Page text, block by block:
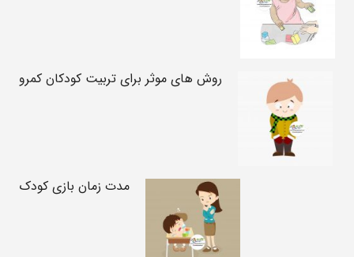
روش های موثر برای تربیت کودکان کمرو
مدت زمان بازی کودک